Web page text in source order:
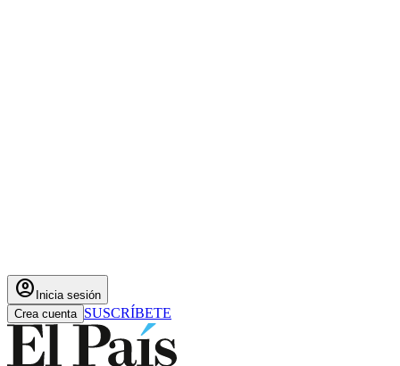
account_circle Inicia sesión
Crea cuenta SUSCRÍBETE